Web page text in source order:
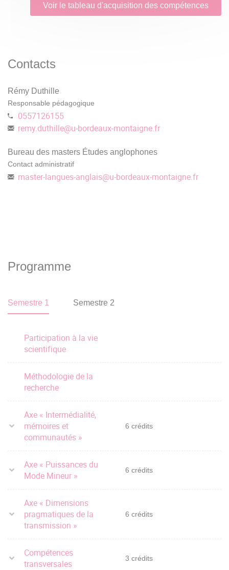
Voir le tableau d'acquisition des compétences
Contacts
Rémy Duthille
Responsable pédagogique
0557126155
remy.duthille@u-bordeaux-montaigne.fr
Bureau des masters Études anglophones
Contact administratif
master-langues-anglais@u-bordeaux-montaigne.fr
Programme
Semestre 1 Semestre 2
Participation à la vie
scientifique
Méthodologie de la
recherche
Axe « Intermédialité,
mémoires et
communautés »
6 crédits
Axe « Puissances du
Mode Mineur »
6 crédits
Axe « Dimensions
pragmatiques de la
transmission »
6 crédits
Compétences
transversales
3 crédits